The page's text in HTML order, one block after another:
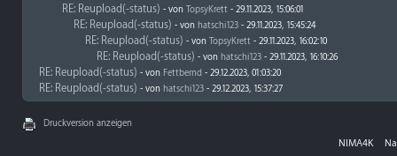
RE: Reupload(-status) - von TopsyKrett - 29.11.2023, 15:06:01
RE: Reupload(-status) - von hatschi123 - 29.11.2023, 15:45:24
RE: Reupload(-status) - von TopsyKrett - 29.11.2023, 16:02:10
RE: Reupload(-status) - von hatschi123 - 29.11.2023, 16:10:26
RE: Reupload(-status) - von Fettbernd - 29.12.2023, 01:03:20
RE: Reupload(-status) - von hatschi123 - 29.12.2023, 15:37:27
Druckversion anzeigen
NIMA4K